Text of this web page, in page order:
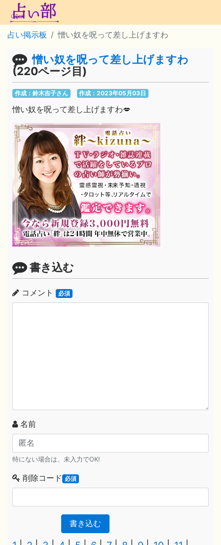
占い掲示板 憎い奴を呪って差し上げますわ
憎い奴を呪って差し上げますわ
(220ページ目)
作成：鈴木吉子さん 作成：2023年05月03日
憎い奴を呪って差し上げますわ💋
書き込む
コメント 必須
名前
特にない場合は、未入力でOK!
削除コード 必須
書き込む